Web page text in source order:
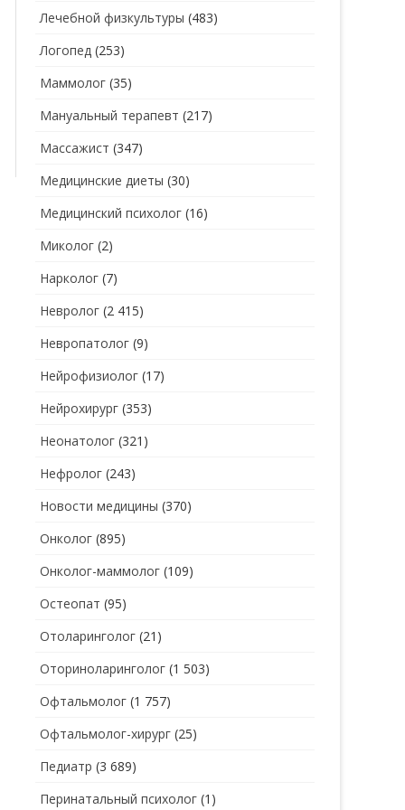
Лечебной физкультуры (483)
Логопед (253)
Маммолог (35)
Мануальный терапевт (217)
Массажист (347)
Медицинские диеты (30)
Медицинский психолог (16)
Миколог (2)
Нарколог (7)
Невролог (2 415)
Невропатолог (9)
Нейрофизиолог (17)
Нейрохирург (353)
Неонатолог (321)
Нефролог (243)
Новости медицины (370)
Онколог (895)
Онколог-маммолог (109)
Остеопат (95)
Отоларинголог (21)
Оториноларинголог (1 503)
Офтальмолог (1 757)
Офтальмолог-хирург (25)
Педиатр (3 689)
Перинатальный психолог (1)